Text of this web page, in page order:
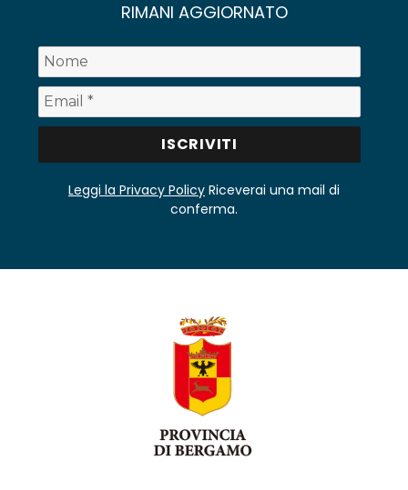
RIMANI AGGIORNATO
Leggi la Privacy Policy Riceverai una mail di
conferma.